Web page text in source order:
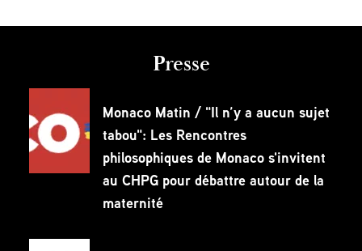
Presse
Monaco Matin / "Il n’y a aucun sujet
tabou": Les Rencontres
philosophiques de Monaco s'invitent
au CHPG pour débattre autour de la
maternité